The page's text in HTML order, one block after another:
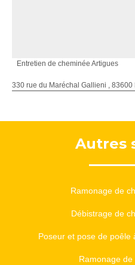
Entretien de cheminée Artigues
330 rue du Maréchal Gallieni , 83600
Autres
Ramonage de
Débistrage de
Poseur et pose de poêle
Ramonage